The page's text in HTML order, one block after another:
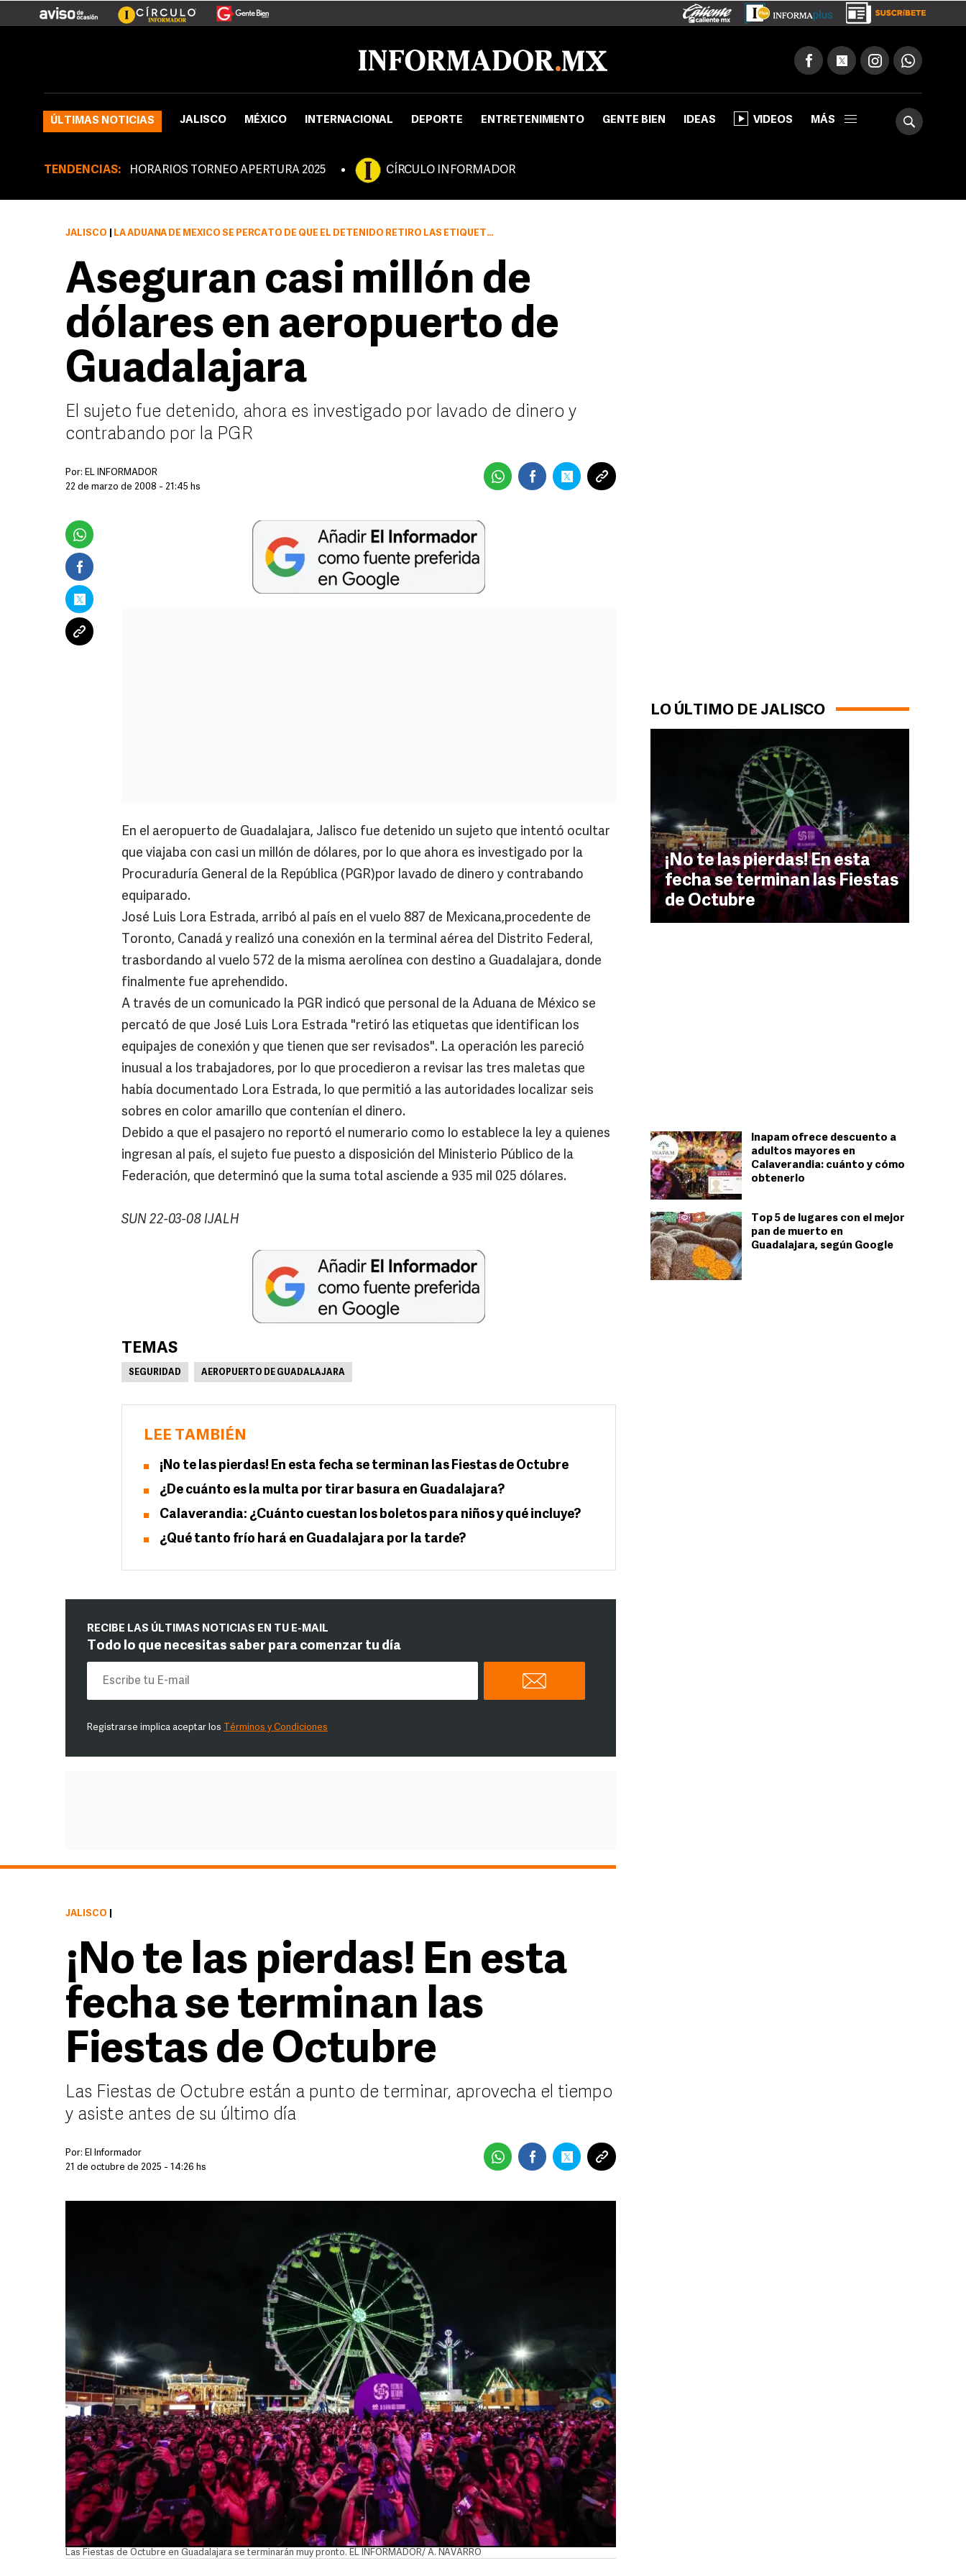
ÚLTIMAS NOTICIAS JALISCO MÉXICO INTERNACIONAL DEPORTE ENTRETENIMIENTO GENTE BIEN IDEAS VIDEOS MÁS
TENDENCIAS: HORARIOS TORNEO APERTURA 2025 CÍRCULO INFORMADOR
LO ÚLTIMO DE JALISCO
¡No te las pierdas! En esta
fecha se terminan las Fiestas
de Octubre
Inapam ofrece descuento a
adultos mayores en
Calaverandia: cuánto y cómo
obtenerlo
Top 5 de lugares con el mejor
pan de muerto en
Guadalajara, según Google
JALISCO LA ADUANA DE MÉXICO SE PERCATÓ DE QUE EL DETENIDO RETIRÓ LAS ETIQUETAS QUE IDENTIFICAN LOS EQUIPAJES DE CONEXIÓN Y QUE TIENEN QUE SER REVISADOS.
Aseguran casi millón de
dólares en aeropuerto de
Guadalajara
El sujeto fue detenido, ahora es investigado por lavado de dinero y
contrabando por la PGR
Por: EL INFORMADOR
22 de marzo de 2008 - 21:45 hs
En el aeropuerto de Guadalajara, Jalisco fue detenido un sujeto que intentó ocultar
que viajaba con casi un millón de dólares, por lo que ahora es investigado por la
Procuraduría General de la República (PGR)por lavado de dinero y contrabando
equiparado.
José Luis Lora Estrada, arribó al país en el vuelo 887 de Mexicana,procedente de
Toronto, Canadá y realizó una conexión en la terminal aérea del Distrito Federal,
trasbordando al vuelo 572 de la misma aerolínea con destino a Guadalajara, donde
finalmente fue aprehendido.
A través de un comunicado la PGR indicó que personal de la Aduana de México se
percató de que José Luis Lora Estrada "retiró las etiquetas que identifican los
equipajes de conexión y que tienen que ser revisados". La operación les pareció
inusual a los trabajadores, por lo que procedieron a revisar las tres maletas que
había documentado Lora Estrada, lo que permitió a las autoridades localizar seis
sobres en color amarillo que contenían el dinero.
Debido a que el pasajero no reportó el numerario como lo establece la ley a quienes
ingresan al país, el sujeto fue puesto a disposición del Ministerio Público de la
Federación, que determinó que la suma total asciende a 935 mil 025 dólares.
SUN 22-03-08 IJALH
TEMAS
SEGURIDAD AEROPUERTO DE GUADALAJARA
LEE TAMBIÉN
¡No te las pierdas! En esta fecha se terminan las Fiestas de Octubre
¿De cuánto es la multa por tirar basura en Guadalajara?
Calaverandia: ¿Cuánto cuestan los boletos para niños y qué incluye?
¿Qué tanto frío hará en Guadalajara por la tarde?
RECIBE LAS ÚLTIMAS NOTICIAS EN TU E-MAIL
Todo lo que necesitas saber para comenzar tu día
Registrarse implica aceptar los Términos y Condiciones
JALISCO
¡No te las pierdas! En esta
fecha se terminan las
Fiestas de Octubre
Las Fiestas de Octubre están a punto de terminar, aprovecha el tiempo
y asiste antes de su último día
Por: El Informador
21 de octubre de 2025 - 14:26 hs
Las Fiestas de Octubre en Guadalajara se terminarán muy pronto. EL INFORMADOR/ A. NAVARRO